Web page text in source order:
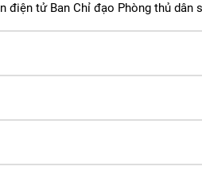
điện tử Ban Chỉ đạo Phòng thủ dân